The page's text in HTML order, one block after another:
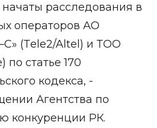
расследования в
операторов АО
(Тele2/Altel) и ТОО
по статье 170
кодекса, -
Агентства по
конкуренции РК.